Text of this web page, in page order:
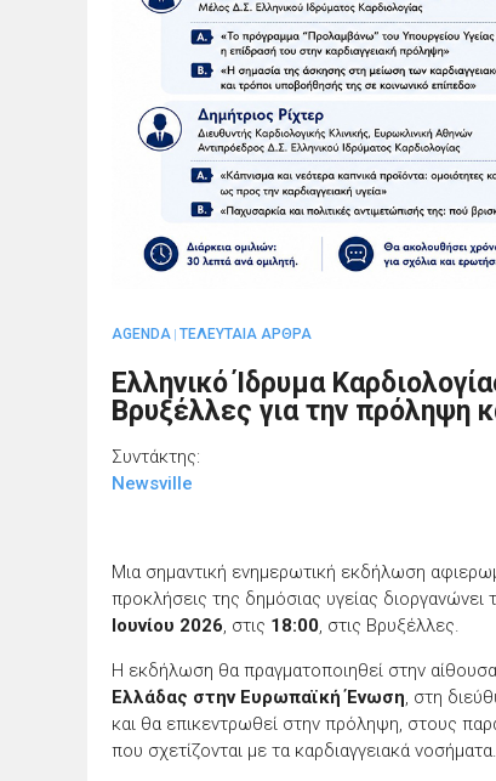
AGENDA ΤΕΛΕΥΤΑΙΑ ΑΡΘΡΑ
Ελληνικό Ίδρυμα
Βρυξέλλες για την πρόληψη
Συντάκτης:
Newsville
Μια σημαντική ενημερωτική εκδήλωση
προκλήσεις της δημόσιας υγείας διοργανώνει
Ιουνίου 2026, στις 18:00, στις Βρυξέλλες.
Η εκδήλωση θα πραγματοποιηθεί στην
Ελλάδας στην Ευρωπαϊκή Ένωση, στη
και θα επικεντρωθεί στην πρόληψη, στους
που σχετίζονται με τα καρδιαγγειακά νοσήματα.